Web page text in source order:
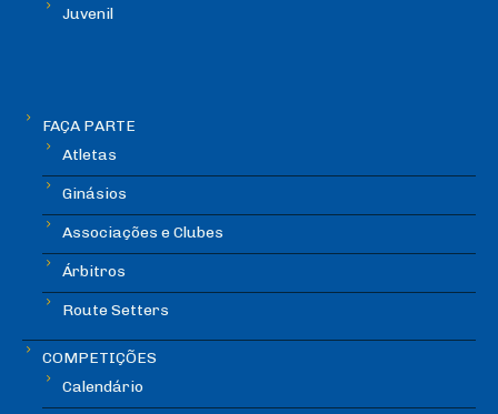
Juvenil
FAÇA PARTE
Atletas
Ginásios
Associações e Clubes
Árbitros
Route Setters
COMPETIÇÕES
Calendário